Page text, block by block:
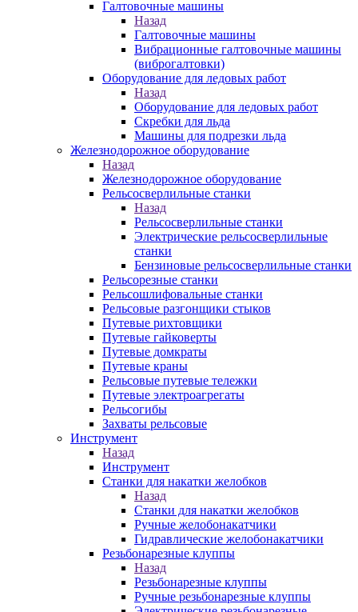
Галтовочные машины
Назад
Галтовочные машины
Вибрационные галтовочные машины
(виброгалтовки)
Оборудование для ледовых работ
Назад
Оборудование для ледовых работ
Скребки для льда
Машины для подрезки льда
Железнодорожное оборудование
Назад
Железнодорожное оборудование
Рельсосверлильные станки
Назад
Рельсосверлильные станки
Электрические рельсосверлильные
станки
Бензиновые рельсосверлильные станки
Рельсорезные станки
Рельсошлифовальные станки
Рельсовые разгонщики стыков
Путевые рихтовщики
Путевые гайковерты
Путевые домкраты
Путевые краны
Рельсовые путевые тележки
Путевые электроагрегаты
Рельсогибы
Захваты рельсовые
Инструмент
Назад
Инструмент
Станки для накатки желобков
Назад
Станки для накатки желобков
Ручные желобонакатчики
Гидравлические желобонакатчики
Резьбонарезные клуппы
Назад
Резьбонарезные клуппы
Ручные резьбонарезные клуппы